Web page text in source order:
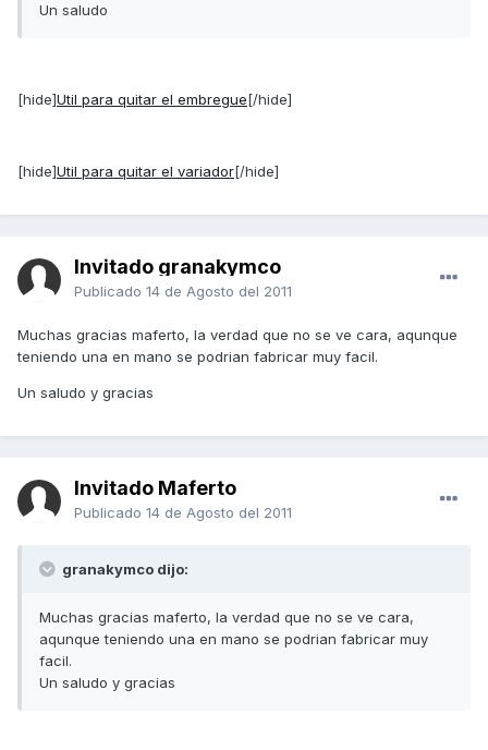
Un saludo
[hide]Util para quitar el embregue[/hide]
[hide]Util para quitar el variador[/hide]
Invitado granakymco
Publicado 14 de Agosto del 2011
Muchas gracias maferto, la verdad que no se ve cara, aqunque
teniendo una en mano se podrian fabricar muy facil.
Un saludo y gracias
Invitado Maferto
Publicado 14 de Agosto del 2011
granakymco dijo:
Muchas gracias maferto, la verdad que no se ve cara,
aqunque teniendo una en mano se podrian fabricar muy
facil.
Un saludo y gracias